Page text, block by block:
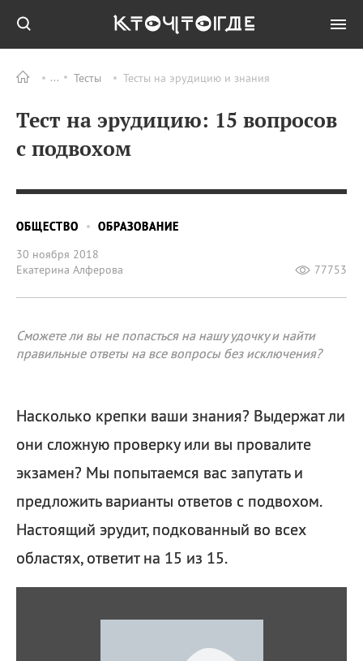
Тесты Тесты на эрудицию и знания
Тест на эрудицию: 15 вопросов
с подвохом
ОБЩЕСТВО
ОБРАЗОВАНИЕ
30 ноября 2018
Екатерина Алферова
77753
Сможете ли вы не попасться на нашу удочку и найти
правильные ответы на все вопросы без исключения?
Насколько крепки ваши знания? Выдержат ли
они сложную проверку или вы провалите
экзамен? Мы попытаемся вас запутать и
предложить варианты ответов с подвохом.
Настоящий эрудит, подкованный во всех
областях, ответит на 15 из 15.